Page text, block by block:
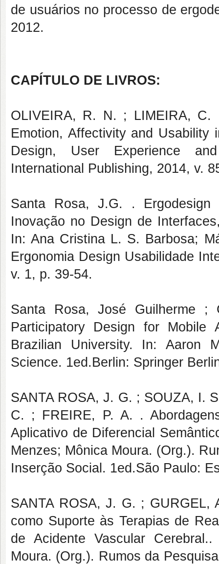
de usuários no processo de
2012.
CAPÍTULO DE LIVROS:
OLIVEIRA, R. N. ; LIMEIRA,
Emotion, Affectivity and Usability
Design, User Experience
International Publishing, 2014, v.
Santa Rosa, J.G. .
Inovação no Design de
In: Ana Cristina L. S. Barbosa;
Ergonomia Design Usabilidade
v. 1, p. 39-54.
Santa Rosa, José Guilherme ;
Participatory Design for Mobile
Brazilian University. In: Aaron
Science. 1ed.Berlin: Springer
SANTA ROSA, J. G. ; SOUZA, I.
C. ; FREIRE, P. A. .
Aplicativo de Diferencial
Menzes; Mônica Moura. (Org.).
Inserção Social. 1ed.São Paulo:
SANTA ROSA, J. G. ;
como Suporte às Terapias de
de Acidente Vascular
Moura. (Org.). Rumos da